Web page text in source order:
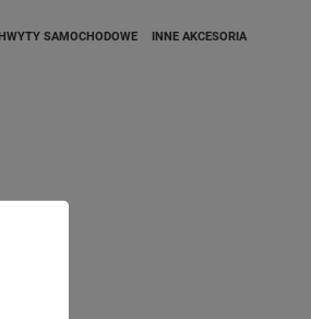
SAMOCHODOWE INNE AKCESORIA